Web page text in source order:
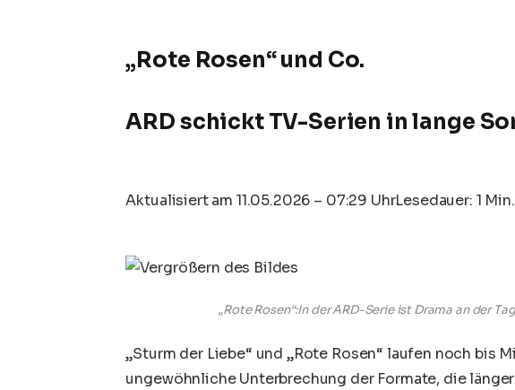
„Rote Rosen“ und Co.
ARD schickt TV-Serien in lange
Aktualisiert am 11.05.2026 – 07:29 UhrLesedauer: 1 Min.
„Rote Rosen“:In der ARD-Serie ist Drama an der
„Sturm der Liebe“ und „Rote Rosen“ laufen noch bis
ungewöhnliche Unterbrechung der Formate, die